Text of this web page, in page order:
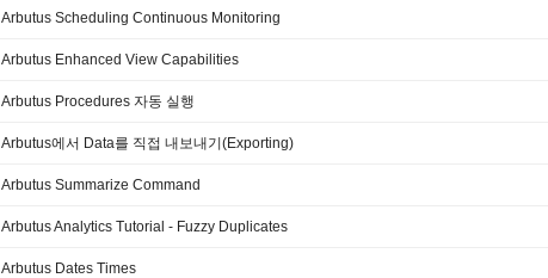
Arbutus Scheduling Continuous Monitoring
Arbutus Enhanced View Capabilities
Arbutus Procedures 자동 실행
Arbutus에서 Data를 직접 내보내기(Exporting)
Arbutus Summarize Command
Arbutus Analytics Tutorial - Fuzzy Duplicates
Arbutus Dates Times